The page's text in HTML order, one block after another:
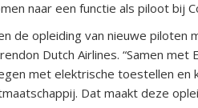
naar een functie als piloot bij
de opleiding van nieuwe piloten
Dutch Airlines. “Samen
met elektrische toestellen en
Dat maakt deze